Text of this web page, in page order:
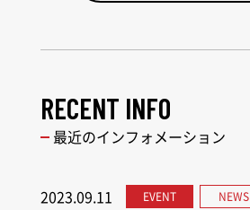
RECENT INFO
最近のインフォメーション
2023.09.11 EVENT NEWS